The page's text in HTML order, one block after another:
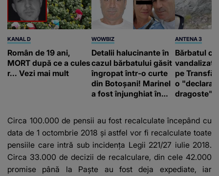
KANAL D
Român de 19 ani,
MORT după ce a cules
r... Vezi mai mult
WOWBIZ
Detalii halucinante în
cazul bărbatului găsit
îngropat într-o curte
din Botoșani! Marinel
a fost înjunghiat în
suspecți
ANTENA 3
Bărbatul
vandalizat
pe
o
dragoste"
Circa 100.000 de pensii au fost recalculate începând cu
data de 1 octombrie 2018 și astfel vor fi recalculate toate
pensiile care intră sub incidenţa Legii 221/27 iulie 2018.
Circa 33.000 de decizii de recalculare, din cele 42.000
promise până la Paşte au fost deja expediate, iar